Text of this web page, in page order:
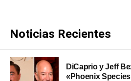
Noticias Recientes
DiCaprio y Jeff
«Phoenix